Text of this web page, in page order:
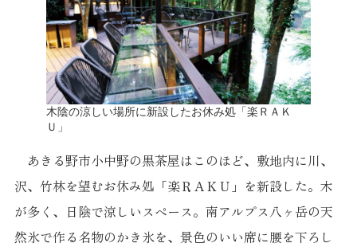
木陰の涼しい場所に新設したお休み処「楽ＲＡＫ
Ｕ」
あきる野市小中野の黒茶屋はこのほど、敷地内に川、
沢、竹林を望むお休み処「楽ＲＡＫＵ」を新設した。木
が多く、日陰で涼しいスペース。南アルプス八ヶ岳の天
然氷で作る名物のかき氷を、景色のいい席に腰を下ろし